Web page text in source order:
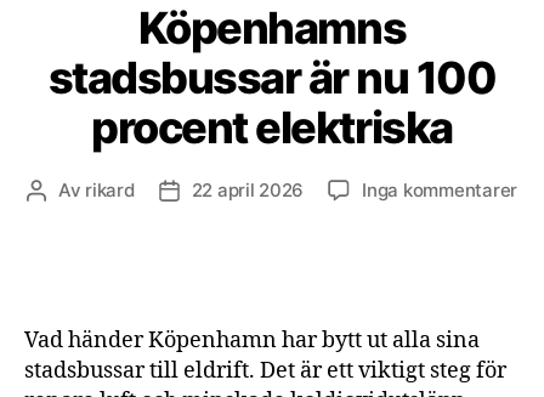
Köpenhamns
stadsbussar är nu 100
procent elektriska
Inläggsförfattare
Av rikard Inläggsdatum
22 april 2026 Inga kommentarertill
Vad händer Köpenhamn har bytt ut alla sina
stadsbussar till eldrift. Det är ett viktigt steg för